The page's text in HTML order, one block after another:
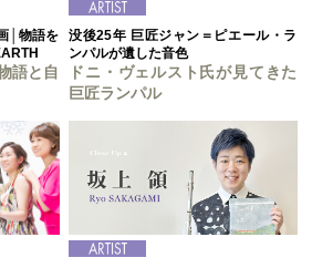
│物語を
語と自
没後25年 巨匠ジャン＝ピエール・ラ
ンパルが遺した音色
ドニ・ヴェルスト氏が見てきた
巨匠ランパル